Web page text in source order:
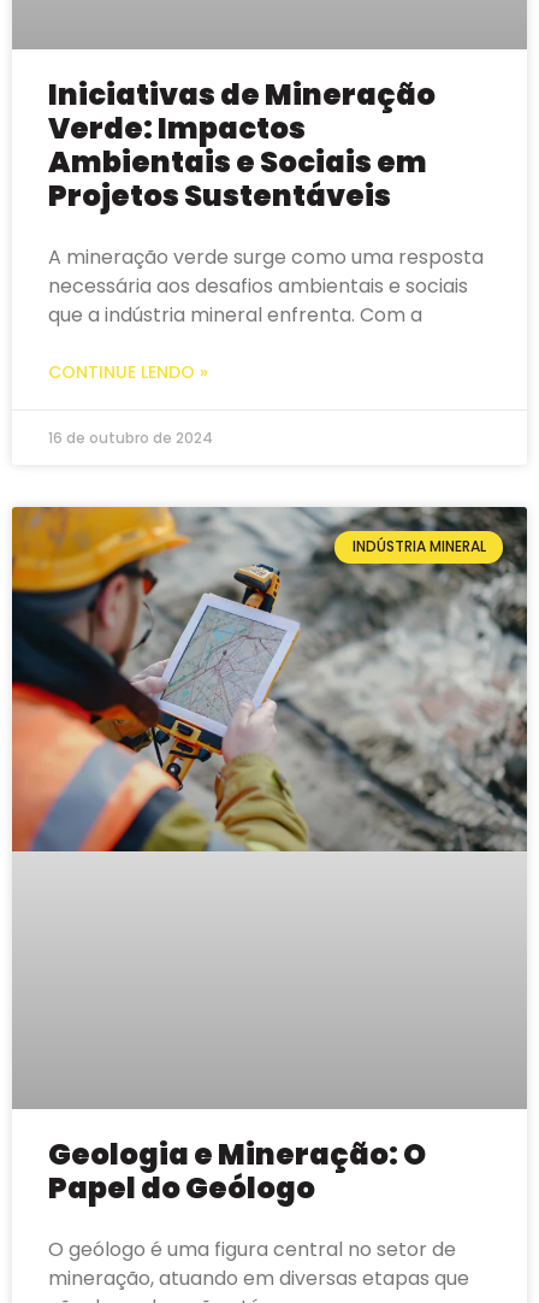
Iniciativas de Mineração
Verde: Impactos
Ambientais e Sociais em
Projetos Sustentáveis
A mineração verde surge como uma resposta
necessária aos desafios ambientais e sociais
que a indústria mineral enfrenta. Com a
CONTINUE LENDO »
16 de outubro de 2024
INDÚSTRIA MINERAL
Geologia e Mineração: O
Papel do Geólogo
O geólogo é uma figura central no setor de
mineração, atuando em diversas etapas que